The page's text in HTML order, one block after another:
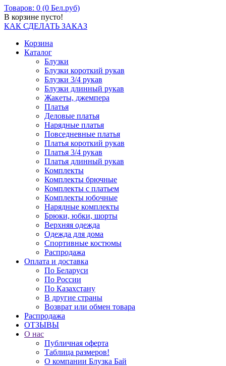
Товаров: 0 (0 Бел.руб)
В корзине пусто!
КАК СДЕЛАТЬ ЗАКАЗ
Корзина
Каталог
Блузки
Блузки короткий рукав
Блузки 3/4 рукав
Блузки длинный рукав
Жакеты, джемпера
Платья
Деловые платья
Нарядные платья
Повседневные платья
Платья короткий рукав
Платья 3/4 рукав
Платья длинный рукав
Комплекты
Комплекты брючные
Комплекты с платьем
Комплекты юбочные
Нарядные комплекты
Брюки, юбки, шорты
Верхняя одежда
Одежда для дома
Спортивные костюмы
Распродажа
Оплата и доставка
По Беларуси
По России
По Казахстану
В другие страны
Возврат или обмен товара
Распродажа
ОТЗЫВЫ
О нас
Публичная оферта
Таблица размеров!
О компании Блузка Бай